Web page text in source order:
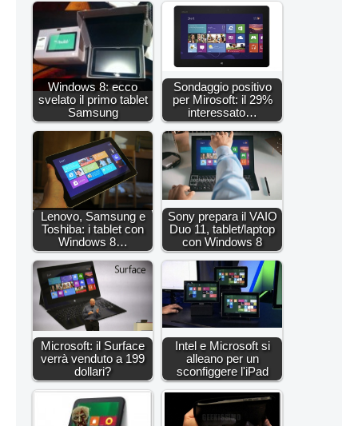
Windows 8: ecco
svelato il primo tablet
Samsung
Sondaggio positivo
per Mirosoft: il 29%
interessato…
Lenovo, Samsung e
Toshiba: i tablet con
Windows 8…
Sony prepara il VAIO
Duo 11, tablet/laptop
con Windows 8
Microsoft: il Surface
verrà venduto a 199
dollari?
Intel e Microsoft si
alleano per un
sconfiggere l'iPad